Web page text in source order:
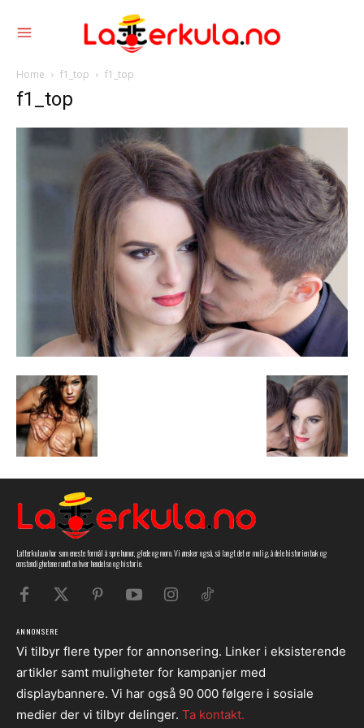
Home f1_top f1_top
f1_top
Latterkula.no har som eneste formål å spre humor, glede og moro. Vi ønsker også, så langt det er mulig, å dele historien bak og
omstendighetene rundt en hver hendelse og historie.
ANNONSERE
Vi tilbyr flere typer for annonsering. Linker i eksisterende
artikler samt muligheter for kampanjer med
displaybannere. Vi har også 90 000 følgere i sosiale
medier der vi tilbyr delinger. Ta kontakt.